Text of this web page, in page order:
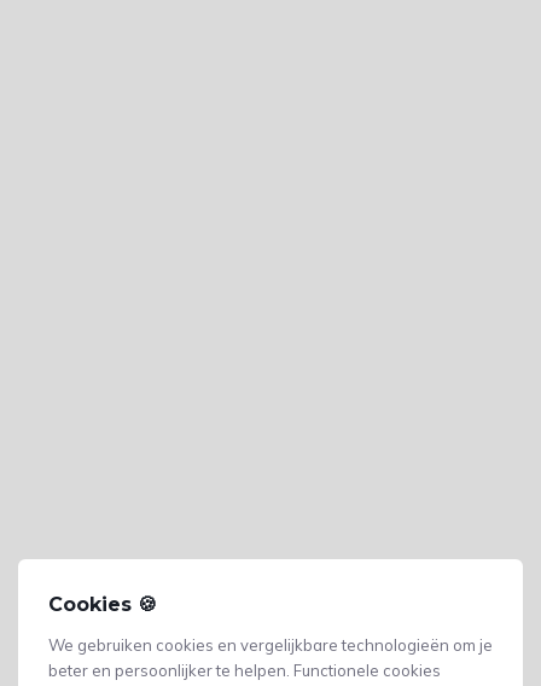
Cookies 🍪
We gebruiken cookies en vergelijkbare technologieën om je
beter en persoonlijker te helpen. Functionele cookies